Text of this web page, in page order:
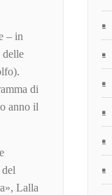
– in
delle
di
anno il
Lalla